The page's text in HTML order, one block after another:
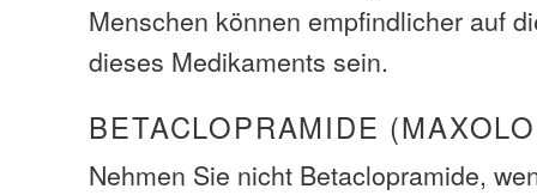
Menschen können empfindlicher auf
dieses Medikaments sein.
BETACLOPRAMIDE
Nehmen Sie nicht Betaclopramide,